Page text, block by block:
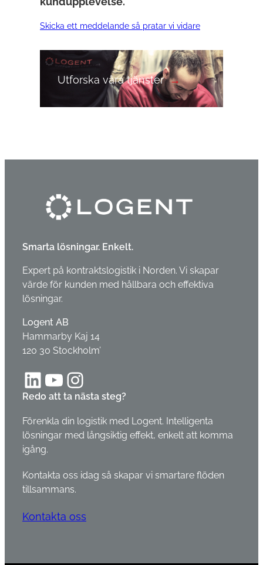
Skicka ett meddelande så pratar vi vidare
Utforska våra tjänster
Smarta lösningar. Enkelt.
Expert på kontraktslogistik i Norden. Vi skapar
värde för kunden med hållbara och effektiva
lösningar.
Logent AB
Hammarby Kaj 14
120 30 Stockholm’
LinkedIn YouTube Instagram
Redo att ta nästa steg?
Förenkla din logistik med Logent. Intelligenta
lösningar med långsiktig effekt, enkelt att komma
igång.
Kontakta oss idag så skapar vi smartare flöden
tillsammans.
Kontakta oss